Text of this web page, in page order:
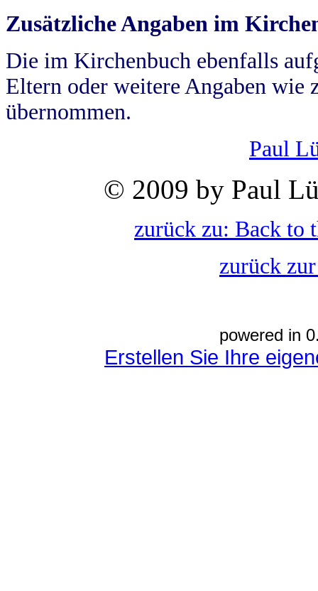
Zusätzliche Angaben im
Die im Kirchenbuch ebenfalls
Eltern oder weitere Angaben wie
übernommen.
Paul
© 2009 by Paul
zurück zu: Back to
zurück
powered in
Erstellen Sie Ihre